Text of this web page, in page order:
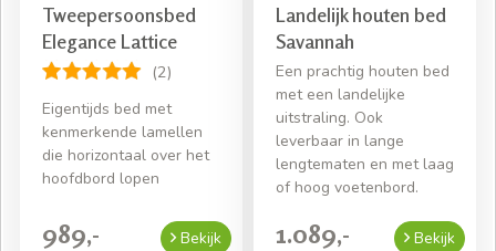
Tweepersoonsbed
Elegance Lattice
(2)
Eigentijds bed met
kenmerkende lamellen
die horizontaal over het
hoofdbord lopen
989,- Bekijk
Landelijk houten bed
Savannah
Een prachtig houten bed
met een landelijke
uitstraling. Ook
leverbaar in lange
lengtematen en met laag
of hoog voetenbord.
1.089,- Bekijk